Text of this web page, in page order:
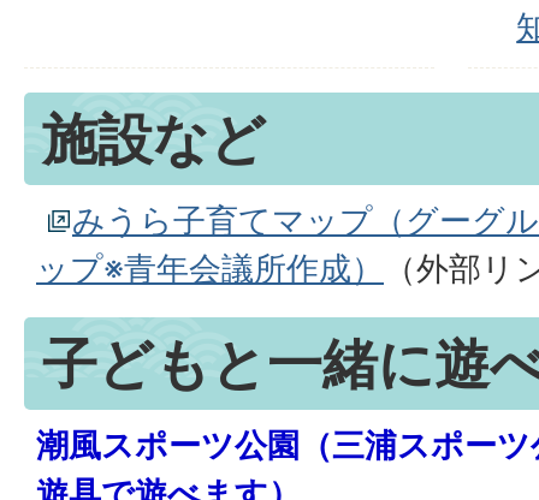
施設など
みうら子育てマップ（グーグ
ップ※青年会議所作成）
（外部リ
子どもと一緒に遊
潮風スポーツ公園（三浦スポー